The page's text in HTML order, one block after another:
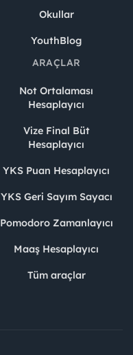
Okullar
YouthBlog
ARAÇLAR
Not Ortalaması
Hesaplayıcı
Vize Final Büt
Hesaplayıcı
YKS Puan Hesaplayıcı
YKS Geri Sayım Sayacı
Pomodoro Zamanlayıcı
Maaş Hesaplayıcı
Tüm araçlar